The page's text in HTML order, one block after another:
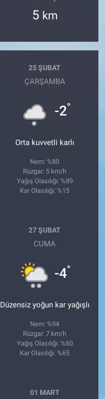
5 km
25 ŞUBAT
ÇARŞAMBA
-2°
Orta kuvvetli karlı
Nem: %80
Rüzgar: 5 km/h
Yağış Olasılığı: %89
Kar Olasılığı: %15
27 ŞUBAT
CUMA
-4°
Düzensiz yoğun kar yağışlı
Nem: %94
Rüzgar: 7 km/h
Yağış Olasılığı: %60
Kar Olasılığı: %65
01 MART